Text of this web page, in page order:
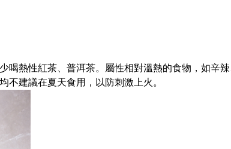
喝熱性紅茶、普洱茶。屬性相對溫熱的食物，如辛
建議在夏天食用，以防刺激上火。